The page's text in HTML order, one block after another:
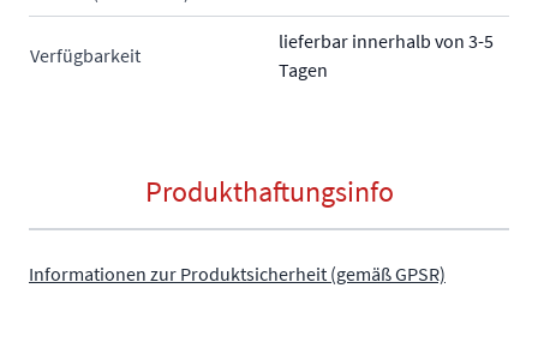
Verfügbarkeit
lieferbar innerhalb von 3-5
Tagen
Produkthaftungsinfo
Informationen zur Produktsicherheit (gemäß GPSR)